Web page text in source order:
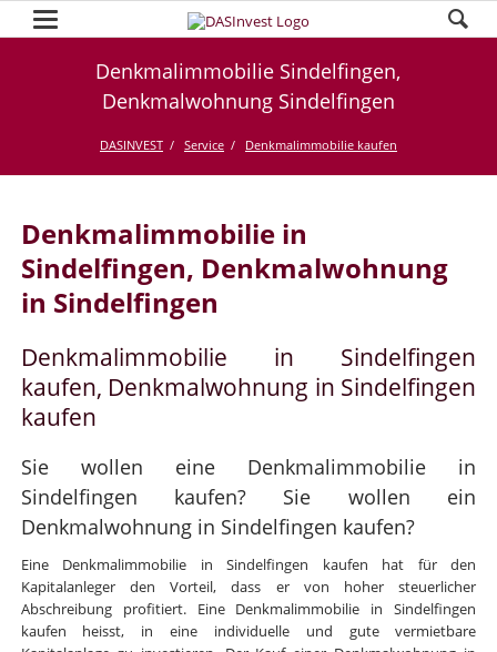
Denkmalimmobilie Sindelfingen,
Denkmalwohnung Sindelfingen
DASINVEST Service Denkmalimmobilie kaufen
Denkmalimmobilie in
Sindelfingen, Denkmalwohnung
in Sindelfingen
Denkmalimmobilie in Sindelfingen
kaufen, Denkmalwohnung in Sindelfingen
kaufen
Sie wollen eine Denkmalimmobilie in
Sindelfingen kaufen? Sie wollen ein
Denkmalwohnung in Sindelfingen kaufen?
Eine Denkmalimmobilie in Sindelfingen kaufen hat für den
Kapitalanleger den Vorteil, dass er von hoher steuerlicher
Abschreibung profitiert. Eine Denkmalimmobilie in Sindelfingen
kaufen heisst, in eine individuelle und gute vermietbare